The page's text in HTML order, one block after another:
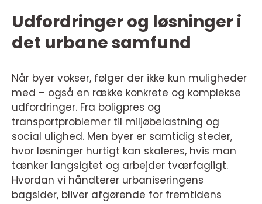
Udfordringer og løsninger i
det urbane samfund
Når byer vokser, følger der ikke kun muligheder
med – også en række konkrete og komplekse
udfordringer. Fra boligpres og
transportproblemer til miljøbelastning og
social ulighed. Men byer er samtidig steder,
hvor løsninger hurtigt kan skaleres, hvis man
tænker langsigtet og arbejder tværfagligt.
Hvordan vi håndterer urbaniseringens
bagsider, bliver afgørende for fremtidens